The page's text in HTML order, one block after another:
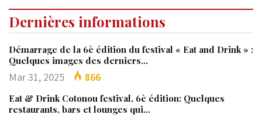
Dernières informations
Démarrage de la 6è édition du festival « Eat and Drink » :
Quelques images des derniers…
Mar 31, 2025 866
Eat & Drink Cotonou festival, 6è édition: Quelques
restaurants, bars et lounges qui…